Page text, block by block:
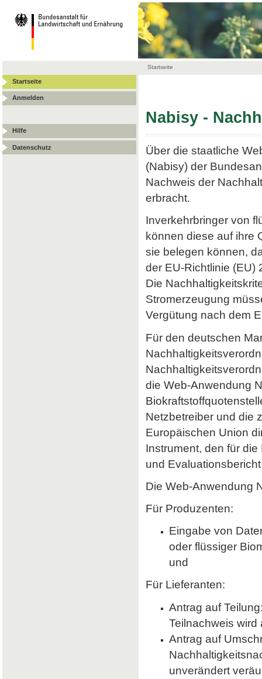
Startseite
Startseite
Anmelden
Hilfe
Datenschutz
Nabisy -
Über die staatliche
(Nabisy) der
Nachweis der
erbracht.
Inverkehrbringer von
können diese auf ihre
sie belegen können,
der EU-Richtlinie (EU)
Die
Stromerzeugung
Vergütung nach dem
Für den deutschen
die Web-Anwendung
Netzbetreiber und die
Europäischen Union
Instrument, den für
und
Die Web-Anwendung
Für Produzenten:
Eingabe von
oder flüssiger
und
Für Lieferanten:
Antrag auf
Teilnachweis wird
Antrag auf
unverändert